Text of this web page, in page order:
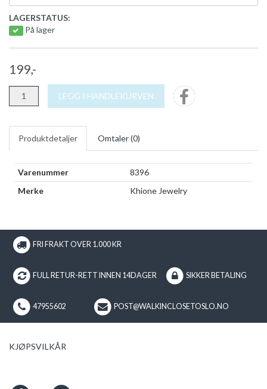
LAGERSTATUS:
På lager
199,-
LEGG I HANDLEKURVEN
Produktdetaljer Omtaler (0)
Varenummer
8396
Merke
Khione Jewelry
FRI FRAKT OVER 1.000 KR
FULL RETUR-RETT INNEN 14DAGER SIKKER BETALING
47955602 POST@WALKINCLOSETOSLO.NO
KJØPSVILKÅR